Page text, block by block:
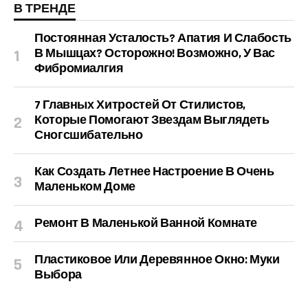
В ТРЕНДЕ
Постоянная Усталость? Апатия И Слабость
В Мышцах? Осторожно! Возможно, У Вас
Фибромиалгия
7 Главных Хитростей От Стилистов,
Которые Помогают Звездам Выглядеть
Сногсшибательно
Как Создать Летнее Настроение В Очень
Маленьком Доме
Ремонт В Маленькой Ванной Комнате
Пластиковое Или Деревянное Окно: Муки
Выбора